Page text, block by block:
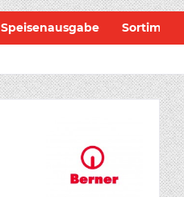
Speisenausgabe